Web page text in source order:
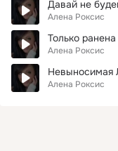
Давай не
Алена Роксис
Только
Алена Роксис
Невыносимая
Алена Роксис